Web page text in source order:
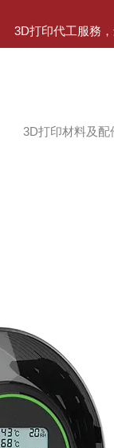
3D打印代工服務
3D打印材料及配